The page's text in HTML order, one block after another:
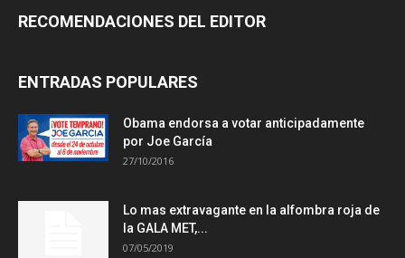
RECOMENDACIONES DEL EDITOR
ENTRADAS POPULARES
Obama endorsa a votar anticipadamente
por Joe García
27/10/2016
Lo mas extravagante en la alfombra roja de
la GALA MET,...
07/05/2019